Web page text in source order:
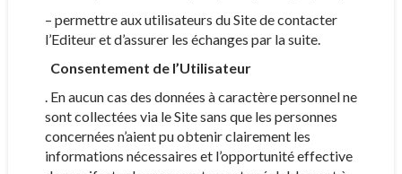
– permettre aux utilisateurs du Site de contacter
l’Editeur et d’assurer les échanges par la suite.
Consentement de l’Utilisateur
. En aucun cas des données à caractère personnel ne
sont collectées via le Site sans que les personnes
concernées n’aient pu obtenir clairement les
informations nécessaires et l’opportunité effective